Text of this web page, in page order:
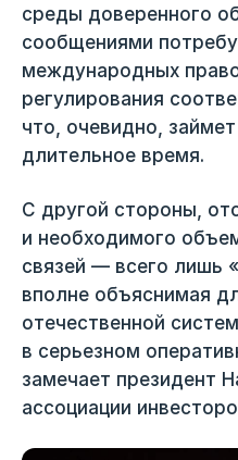
среды доверенного
сообщениями
международных
регулирования
что, очевидно,
длительное время.
С другой стороны,
и необходимого
связей — всего лишь
вполне объяснимая
отечественной
в серьезном
замечает президент
ассоциации